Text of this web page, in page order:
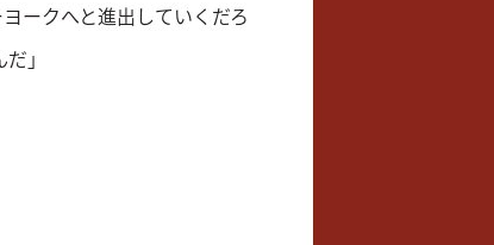
ークへと進出していくだろ
」